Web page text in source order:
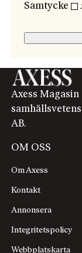
Samtycke
Axess
AB.
OM OSS
Om Axess
Kontakt
Annonsera
Integritetspolicy
Webbplatskarta